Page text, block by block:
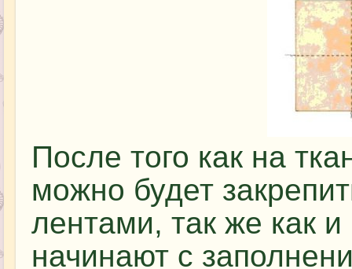
После того как на
можно будет
лентами, так же как
начинают с